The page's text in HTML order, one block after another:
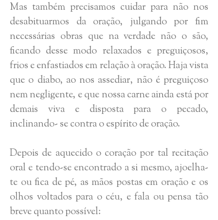
Mas também precisamos cuidar para não nos
desabituarmos da oração, julgando por fim
necessárias obras que na verdade não o são,
ficando desse modo relaxados e preguiçosos,
frios e enfastiados em relação à oração. Haja vista
que o diabo, ao nos assediar, não é preguiçoso
nem negligente, e que nossa carne ainda está por
demais viva e disposta para o pecado,
inclinando- se contra o espírito de oração.
Depois de aquecido o coração por tal recitação
oral e tendo-se encontrado a si mesmo, ajoelha-
te ou fica de pé, as mãos postas em oração e os
olhos voltados para o céu, e fala ou pensa tão
breve quanto possível: